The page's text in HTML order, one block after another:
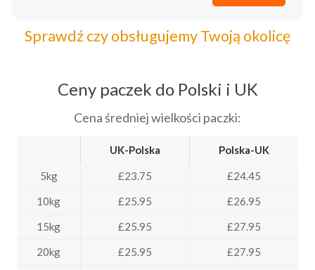
Sprawdź czy obsługujemy Twoją okolicę
Ceny paczek do Polski i UK
Cena średniej wielkości paczki:
UK-Polska Polska-UK
5kg £23.75
£24.45
10kg
£25.95
£26.95
15kg
£25.95
£27.95
20kg
£25.95
£27.95